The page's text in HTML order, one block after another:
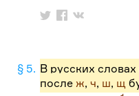
§ 5. В русских
после ж, ч, ш, щ